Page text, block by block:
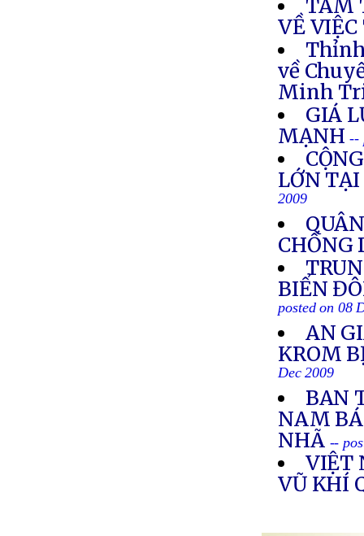
TÂM
VỀ VIỆC
về
Minh
GIÁ
MẠNH --
LỚN
2009
CHỐNG
BIỂN
posted on 08
AN
KROM
Dec 2009
BAN
NAM
NHÃ --
VIỆT
VŨ KHÍ